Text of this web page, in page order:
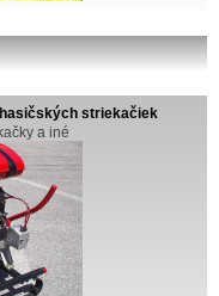
striekačiek
a iné